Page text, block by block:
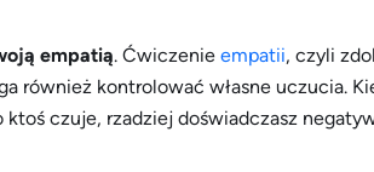
empatią. Ćwiczenie empatii, czyli
również kontrolować własne uczucia.
ktoś czuje, rzadziej doświadczasz